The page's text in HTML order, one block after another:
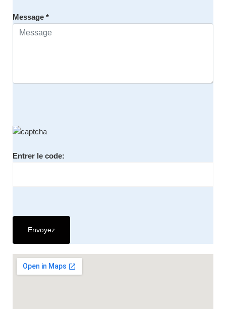
Message *
Entrer le code: